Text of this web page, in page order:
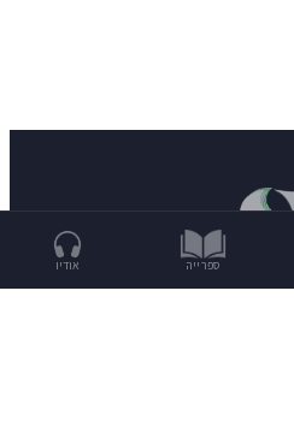
ספרייה אודיו